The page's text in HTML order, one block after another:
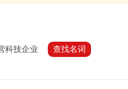
科技企业 查找名词